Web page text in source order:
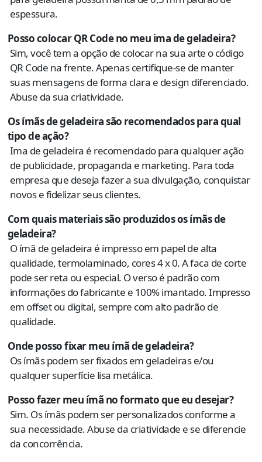
espessura.
Posso colocar QR Code no meu ima de geladeira?
Sim, você tem a opção de colocar na sua arte o código
QR Code na frente. Apenas certifique-se de manter
suas mensagens de forma clara e design diferenciado.
Abuse da sua criatividade.
Os ímãs de geladeira são recomendados para qual
tipo de ação?
Ima de geladeira é recomendado para qualquer ação
de publicidade, propaganda e marketing. Para toda
empresa que deseja fazer a sua divulgação, conquistar
novos e fidelizar seus clientes.
Com quais materiais são produzidos os ímãs de
geladeira?
O ímã de geladeira é impresso em papel de alta
qualidade, termolaminado, cores 4 x 0. A faca de corte
pode ser reta ou especial. O verso é padrão com
informações do fabricante e 100% imantado. Impresso
em offset ou digital, sempre com alto padrão de
qualidade.
Onde posso fixar meu ímã de geladeira?
Os ímãs podem ser fixados em geladeiras e/ou
qualquer superfície lisa metálica.
Posso fazer meu ímã no formato que eu desejar?
Sim. Os ímãs podem ser personalizados conforme a
sua necessidade. Abuse da criatividade e se diferencie
da concorrência.